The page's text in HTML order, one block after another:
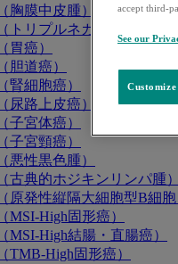
胸膜中皮腫）
トリプルネガティブ乳癌）
胃癌）
胆道癌）
腎細胞癌）
尿路上皮癌）
子宮体癌）
子宮頸癌）
悪性黒色腫）
古典的ホジキンリンパ腫）
原発性縦隔大細胞型B細胞
High固形癌）
MSI-High結腸・直腸癌）
TMB-High固形癌）
accept third-
See our